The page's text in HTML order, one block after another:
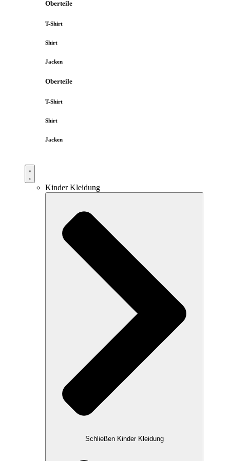
Oberteile
T-Shirt
Shirt
Jacken
Oberteile
T-Shirt
Shirt
Jacken
Kinder Kleidung
Schließen Kinder Kleidung